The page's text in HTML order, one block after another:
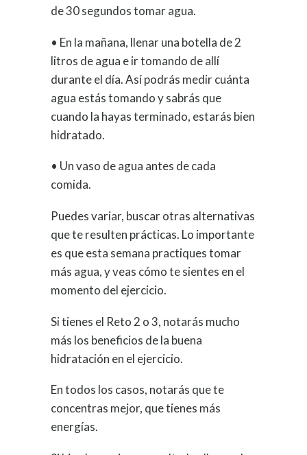
de 30 segundos tomar agua.
• En la mañana, llenar una botella de 2
litros de agua e ir tomando de allí
durante el día. Así podrás medir cuánta
agua estás tomando y sabrás que
cuando la hayas terminado, estarás bien
hidratado.
• Un vaso de agua antes de cada
comida.
Puedes variar, buscar otras alternativas
que te resulten prácticas. Lo importante
es que esta semana practiques tomar
más agua, y veas cómo te sientes en el
momento del ejercicio.
Si tienes el Reto 2 o 3, notarás mucho
más los beneficios de la buena
hidratación en el ejercicio.
En todos los casos, notarás que te
concentras mejor, que tienes más
energías.